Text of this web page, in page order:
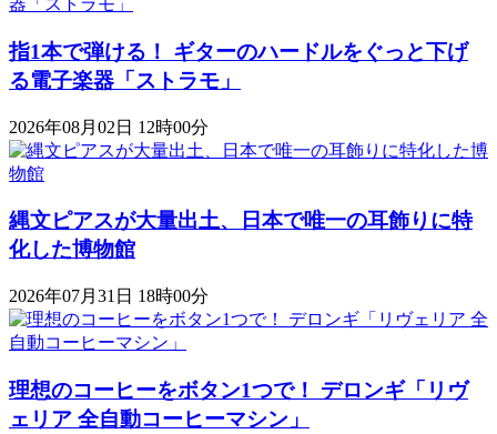
指1本で弾ける！ ギターのハードルをぐっと下げ
る電子楽器「ストラモ」
2026年08月02日 12時00分
縄文ピアスが大量出土、日本で唯一の耳飾りに特
化した博物館
2026年07月31日 18時00分
理想のコーヒーをボタン1つで！ デロンギ「リヴ
ェリア 全自動コーヒーマシン」